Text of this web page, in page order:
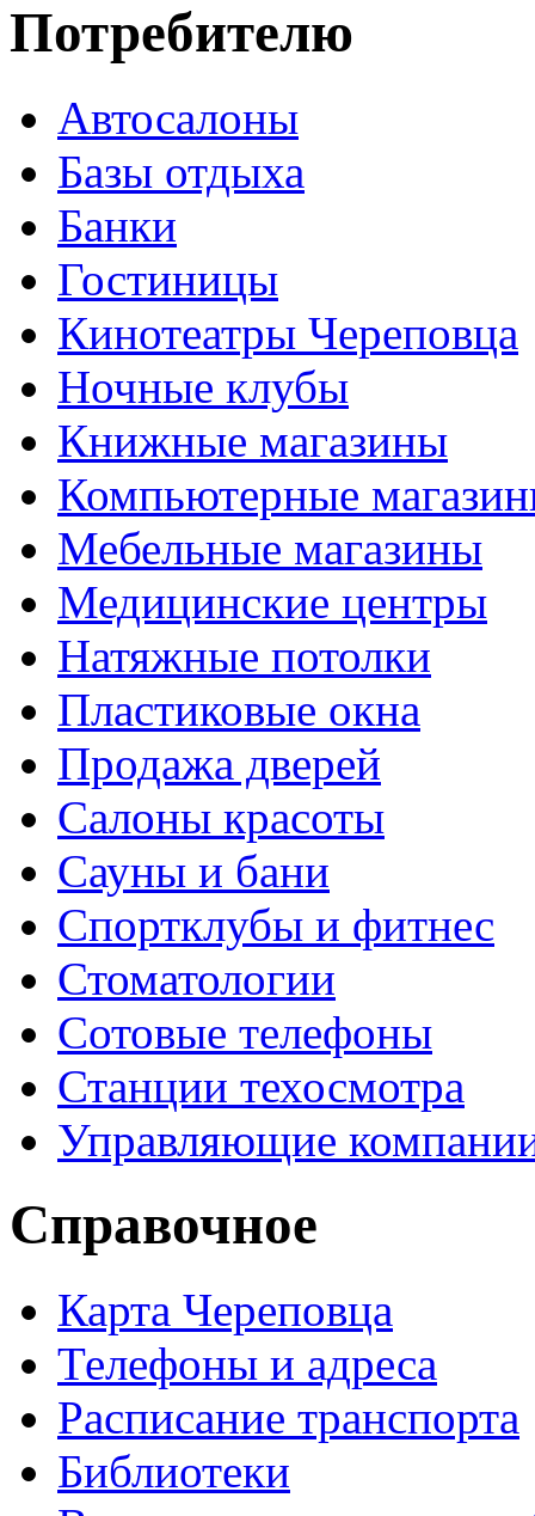
Потребителю
Автосалоны
Базы отдыха
Банки
Гостиницы
Кинотеатры Череповца
Ночные клубы
Книжные магазины
Компьютерные
Мебельные магазины
Медицинские центры
Натяжные потолки
Пластиковые окна
Продажа дверей
Салоны красоты
Сауны и бани
Спортклубы и фитнес
Стоматологии
Сотовые телефоны
Станции техосмотра
Управляющие
Справочное
Карта Череповца
Телефоны и адреса
Расписание транспорта
Библиотеки